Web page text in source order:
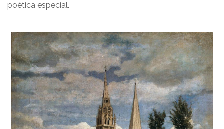
poética especial.